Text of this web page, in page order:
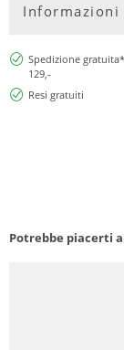
Spedizione
129,-
Resi gratuiti
Potrebbe piacerti